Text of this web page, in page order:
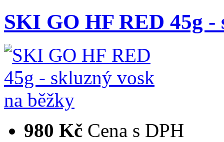
SKI GO HF RED 45g
980 Kč Cena s DPH